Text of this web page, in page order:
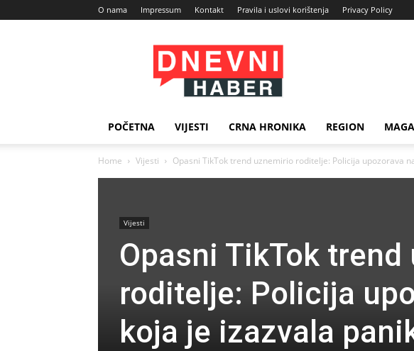
O nama Impressum Kontakt Pravila i uslovi korištenja Privacy Policy
Dnevni
Haber
POČETNA VIJESTI CRNA HRONIKA REGION
Home Vijesti Opasni TikTok trend uznemirio roditelje: Policija upozorava
Vijesti
Opasni TikTok
roditelje: Policija
koja je izazvala